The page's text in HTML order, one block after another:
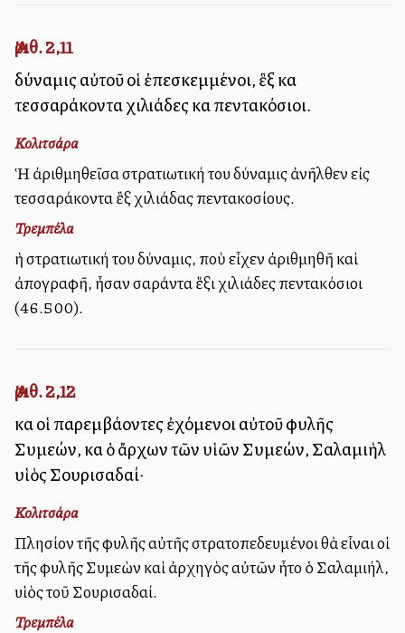
Ἀριθ. 2,11
δύναμις αὐτοῦ οἱ ἐπεσκεμμένοι, ἓξ καὶ
τεσσαράκοντα χιλιάδες καὶ πεντακόσιοι.
Κολιτσάρα
Ἡ ἀριθμηθεῖσα στρατιωτική του δύναμις ἀνῆλθεν εἰς
τεσσαράκοντα ἓξ χιλιάδας πεντακοσίους.
Τρεμπέλα
ἡ στρατιωτική του δύναμις, ποὺ εἶχεν ἀριθμηθῆ καὶ
ἀπογραφῆ, ἦσαν σαράντα ἕξι χιλιάδες πεντακόσιοι
(46.500).
Ἀριθ. 2,12
καὶ οἱ παρεμβάλλοντες ἐχόμενοι αὐτοῦ φυλῆς
Συμεών, καὶ ὁ ἄρχων τῶν υἱῶν Συμεών, Σαλαμιὴλ
υἱὸς Σουρισαδαί·
Κολιτσάρα
Πλησίον τῆς φυλῆς αὐτῆς στρατοπεδευμένοι θὰ εἶναι οἱ
τῆς φυλῆς Συμεὼν καὶ ἀρχηγὸς αὐτῶν ἦτο ὁ Σαλαμιήλ,
υἱὸς τοῦ Σουρισαδαί.
Τρεμπέλα